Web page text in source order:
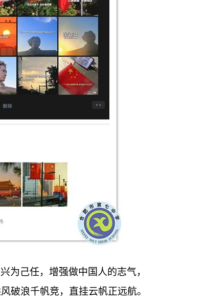
为己任，增强做中国人的志气，
破浪千帆竞，直挂云帆正远航。